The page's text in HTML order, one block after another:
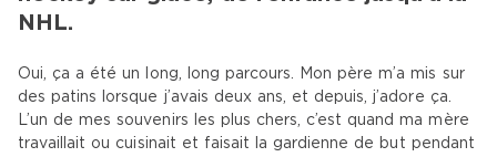
NHL.
Oui, ça a été un long, long parcours. Mon père m’a mis sur
des patins lorsque j’avais deux ans, et depuis, j’adore ça.
L’un de mes souvenirs les plus chers, c’est quand ma mère
travaillait ou cuisinait et faisait la gardienne de but pendant